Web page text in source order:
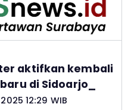
aktifkan kembali
di Sidoarjo_
12:29 WIB